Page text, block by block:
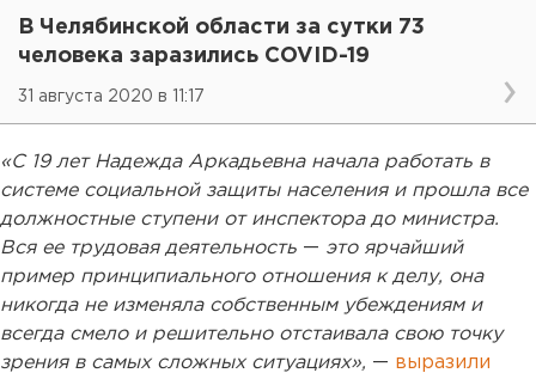
В Челябинской области за сутки 73
человека заразились COVID-19
31 августа 2020 в 11:17
«С 19 лет Надежда Аркадьевна начала работать в
системе социальной защиты населения и прошла все
должностные ступени от инспектора до министра.
Вся ее трудовая деятельность — это ярчайший
пример принципиального отношения к делу, она
никогда не изменяла собственным убеждениям и
всегда смело и решительно отстаивала свою точку
зрения в самых сложных ситуациях», — выразили